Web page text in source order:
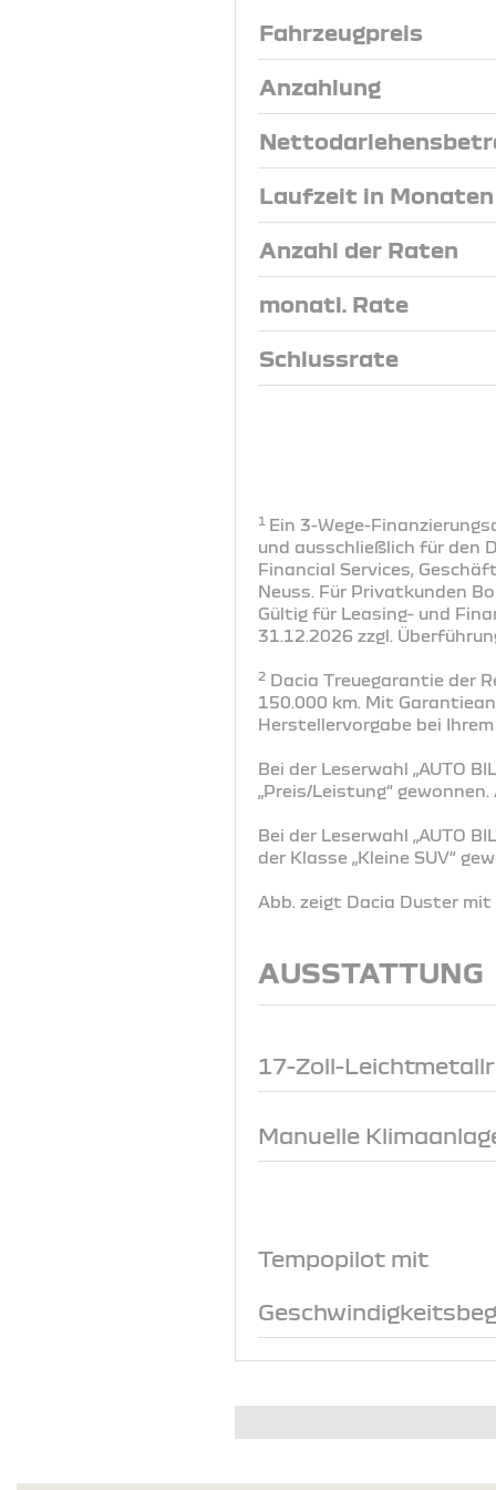
Fahrzeugpreis
Anzahlung
Laufzeit in Monaten
Anzahl der Raten
monatl. Rate
Schlussrate
1 Ein 3-Wege-
und ausschließlich für den
Financial Services,
Neuss. Für Privatkunden
Gültig für Leasing- und
31.12.2026 zzgl.
2 Dacia Treuegarantie der
150.000 km. Mit
Herstellervorgabe bei
Bei der Leserwahl „AUTO
„Preis/Leistung“
Bei der Leserwahl „AUTO
der Klasse „Kleine SUV“
Abb. zeigt Dacia Duster
AUSSTATTUNG
17-Zoll-
Manuelle
Tempopilot mit